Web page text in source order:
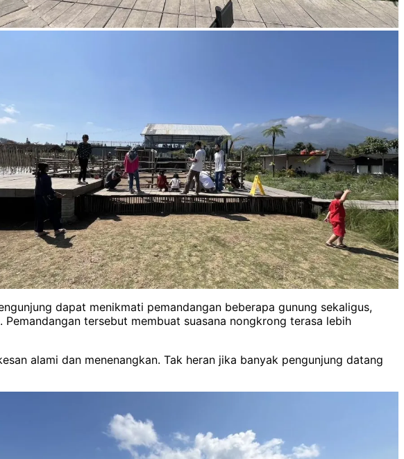
dapat menikmati pemandangan beberapa gunung sekaligus,
tersebut membuat suasana nongkrong terasa lebih
alami dan menenangkan. Tak heran jika banyak pengunjung datang